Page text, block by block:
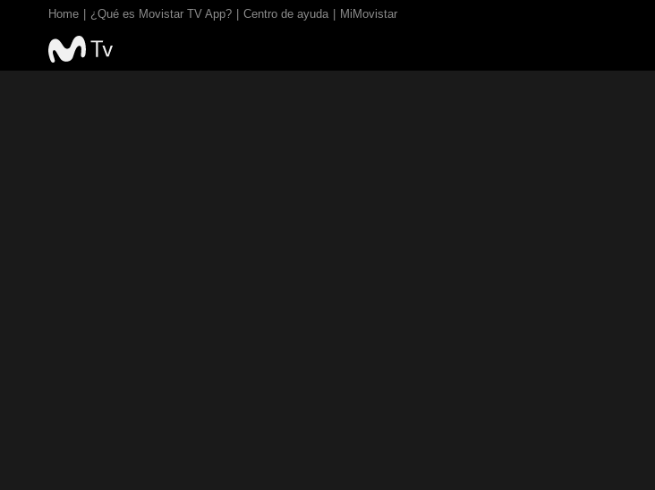
Home ¿Qué es Movistar TV App? Centro de ayuda MiMovistar